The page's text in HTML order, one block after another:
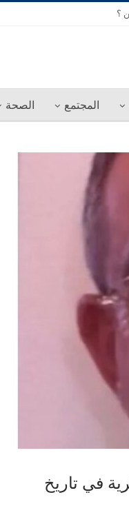
؟
المجتمع الصحة
في تاريخ